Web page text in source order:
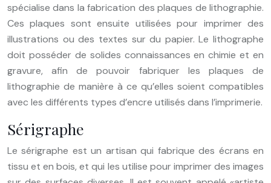
spécialise dans la fabrication des plaques de lithographie.
Ces plaques sont ensuite utilisées pour imprimer des
illustrations ou des textes sur du papier. Le lithographe
doit posséder de solides connaissances en chimie et en
gravure, afin de pouvoir fabriquer les plaques de
lithographie de manière à ce qu’elles soient compatibles
avec les différents types d’encre utilisés dans l’imprimerie.
Sérigraphe
Le sérigraphe est un artisan qui fabrique des écrans en
tissu et en bois, et qui les utilise pour imprimer des images